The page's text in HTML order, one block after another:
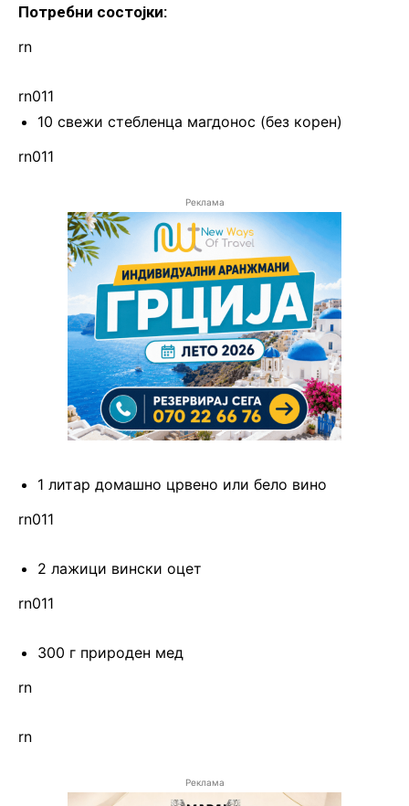
Потребни состојки:
rn
rn011
10 свежи стебленца магдонос (без корен)
rn011
Реклама
1 литар домашно црвено или бело вино
rn011
2 лажици вински оцет
rn011
300 г природен мед
rn
rn
Реклама